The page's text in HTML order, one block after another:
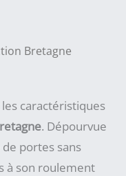
Bretagne
caractéristiques
. Dépourvue
portes sans
à son roulement